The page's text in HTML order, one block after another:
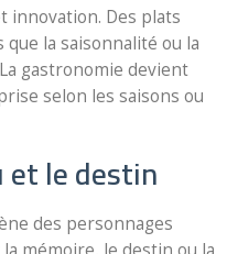
innovation. Des plats
la saisonnalité ou la
gastronomie devient
selon les saisons ou
le destin
des personnages